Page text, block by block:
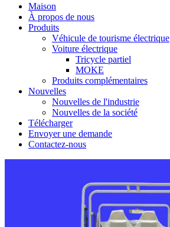
Maison
À propos de nous
Produits
Véhicule de tourisme électrique
Voiture électrique
Tricycle partiel
MOKE
Produits complémentaires
Nouvelles
Nouvelles de l'industrie
Nouvelles de la société
Télécharger
Envoyer une demande
Contactez-nous